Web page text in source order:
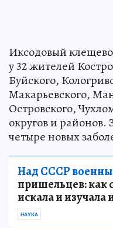
Иксодовый
у 32 жителей
Буйского,
Макарьевского,
Островского,
округов и районов.
четыре новых
Над СССР
пришельцев: как
искала и
НАУКА